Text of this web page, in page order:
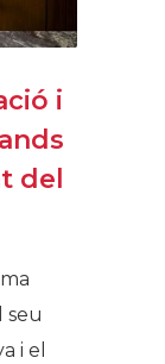
i
del
seu
i el